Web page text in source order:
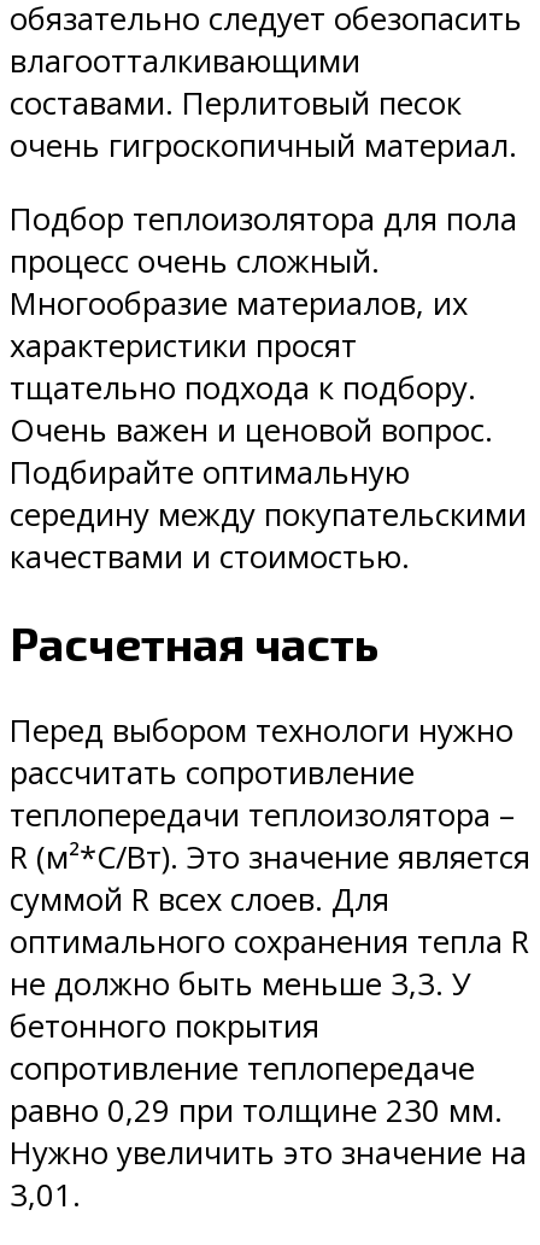
обязательно следует обезопасить
влагоотталкивающими
составами. Перлитовый песок
очень гигроскопичный материал.
Подбор теплоизолятора для пола
процесс очень сложный.
Многообразие материалов, их
характеристики просят
тщательно подхода к подбору.
Очень важен и ценовой вопрос.
Подбирайте оптимальную
середину между покупательскими
качествами и стоимостью.
Расчетная часть
Перед выбором технологи нужно
рассчитать сопротивление
теплопередачи теплоизолятора –
R (м²*С/Вт). Это значение является
суммой R всех слоев. Для
оптимального сохранения тепла R
не должно быть меньше 3,3. У
бетонного покрытия
сопротивление теплопередаче
равно 0,29 при толщине 230 мм.
Нужно увеличить это значение на
3,01.